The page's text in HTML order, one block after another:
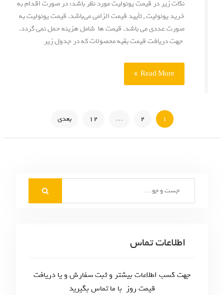
نکات زیر در قیمت یونولیت مورد نظر باشد: در صورت اقدام به
خرید یونولیت , تأیید قیمت الزامی می‌باشد. قیمت یونولیت به
صورت عددی می باشد. قیمت ها شامل هزینه حمل نمی گردد.
جهت دریافت قیمت بقیه محصولات که در جدول زیر
Read More
ا
1
2
…
12 بعدی
اطلاعات تماس
جهت کسب اطلاعات بیشتر و ثبت سفارش و یا دریافت
قیمت روز با ما تماس بگیرید